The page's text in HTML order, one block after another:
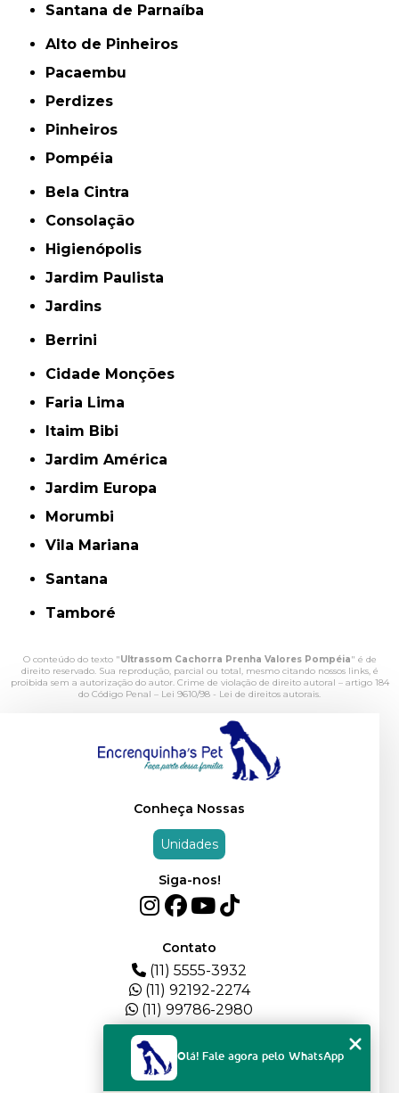
Santana de Parnaíba
Alto de Pinheiros
Pacaembu
Perdizes
Pinheiros
Pompéia
Bela Cintra
Consolação
Higienópolis
Jardim Paulista
Jardins
Berrini
Cidade Monções
Faria Lima
Itaim Bibi
Jardim América
Jardim Europa
Morumbi
Vila Mariana
Santana
Tamboré
O conteúdo do texto "Ultrassom Cachorra Prenha Valores Pompéia" é de
direito reservado. Sua reprodução, parcial ou total, mesmo citando nossos links, é
proibida sem a autorização do autor. Crime de violação de direito autoral – artigo 184
do Código Penal – Lei 9610/98 - Lei de direitos autorais.
Conheça Nossas
Unidades
Siga-nos!
Contato
(11) 5555-3932
(11) 92192-2274
(11) 99786-2980
Olá! Fale agora pelo WhatsApp